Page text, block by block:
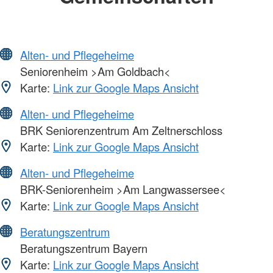
Alten- und Pflegeheime
Seniorenheim >Am Goldbach<
Karte: Link zur Google Maps Ansicht
Alten- und Pflegeheime
BRK Seniorenzentrum Am Zeltnerschloss
Karte: Link zur Google Maps Ansicht
Alten- und Pflegeheime
BRK-Seniorenheim >Am Langwassersee<
Karte: Link zur Google Maps Ansicht
Beratungszentrum
Beratungszentrum Bayern
Karte: Link zur Google Maps Ansicht